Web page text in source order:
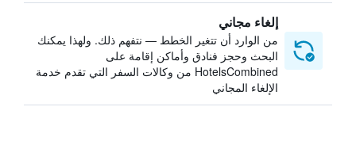
إلغاء مجاني
من الوارد أن تتغير الخطط — نتفهم ذلك. ولهذا يمكنك
البحث وحجز فنادق وأماكن إقامة على
HotelsCombined من وكالات السفر التي تقدم خدمة
الإلغاء المجاني